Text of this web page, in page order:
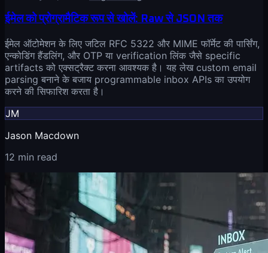
ईमेल को प्रोग्रामैटिक रूप से खोलें: Raw से JSON तक
ईमेल ऑटोमेशन के लिए जटिल RFC 5322 और MIME फॉर्मेट की पार्सिंग,
एन्कोडिंग हैंडलिंग, और OTP या verification लिंक जैसे specific
artifacts को एक्सट्रैक्ट करना आवश्यक है। यह लेख custom email
parsing बनाने के बजाय programmable inbox APIs का उपयोग
करने की सिफारिश करता है।
JM
Jason Macdown
12 min read